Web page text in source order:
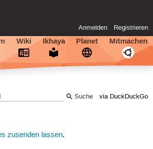
Anmelden Registrieren
Wiki Ikhaya Planet Mitmachen
via DuckDuckGo
zusenden lassen.